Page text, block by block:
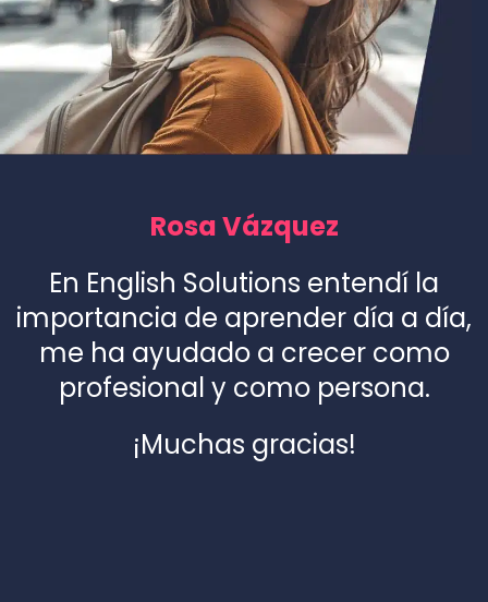
Rosa Vázquez
En English Solutions entendí la
importancia de aprender día a día,
me ha ayudado a crecer como
profesional y como persona.
¡Muchas gracias!